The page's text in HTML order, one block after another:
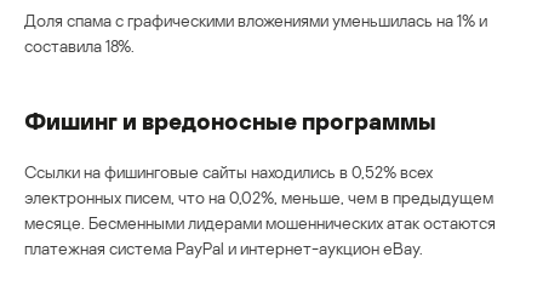
Доля спама с графическими вложениями уменьшилась на 1% и
составила 18%.
Фишинг и вредоносные программы
Ссылки на фишинговые сайты находились в 0,52% всех
электронных писем, что на 0,02%, меньше, чем в предыдущем
месяце. Бесменными лидерами мошеннических атак остаются
платежная система PayPal и интернет-аукцион eBay.